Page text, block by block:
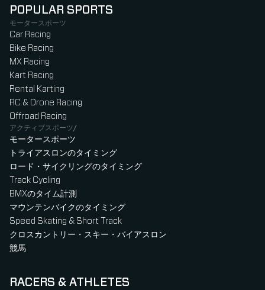
POPULAR SPORTS
モータースポーツ
Car Racing
Bike Racing
MX Racing
Kart Racing
Rental Karting
RC & Drone Racing
Offroad Racing
アクティブスポーツ/
モータースポーツ
トライアスロンのタイミング
ロード・サイクリングのタイミング
Track Cycling
BMXのタイム計測
マウンテンバイクのタイミング
Speed Skating & Short Track
クロスカントリー・スキー・バイアスロン
競馬
RACERS & ATHLETES